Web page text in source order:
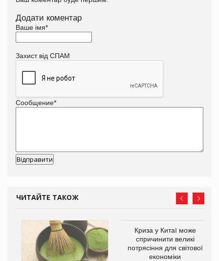
Додати коментар
Ваше імя*
Захист від СПАМ
Сообщение*
ЧИТАЙТЕ ТАКОЖ
Криза у Китаї може
спричинити великі
потрясіння для світової
економіки